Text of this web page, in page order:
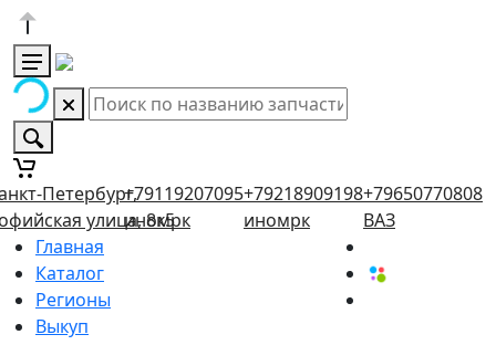
Петербург,
улица, 8к5
+79119207095
иномрк
+79218909198
иномрк
+79650770808
ВАЗ
Главная
Каталог
Регионы
Выкуп